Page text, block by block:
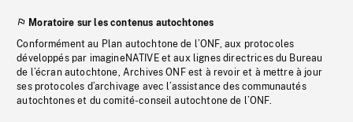
Moratoire sur les contenus autochtones
Conformément au Plan autochtone de l’ONF, aux protocoles
développés par imagineNATIVE et aux lignes directrices du Bureau
de l’écran autochtone, Archives ONF est à revoir et à mettre à jour
ses protocoles d’archivage avec l’assistance des communautés
autochtones et du comité-conseil autochtone de l’ONF.